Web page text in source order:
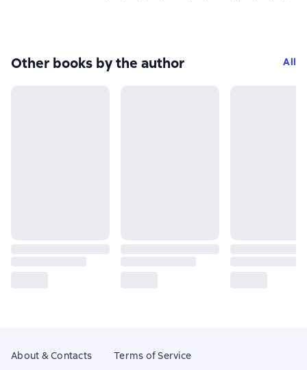
Other books by the author All
About & Contacts Terms of Service